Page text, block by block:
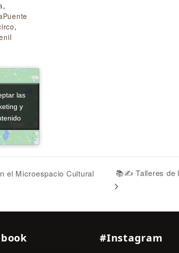
,
,
las
y
las
y
el Microespacio Cultural
📚✍️ Talleres de
#Instagram